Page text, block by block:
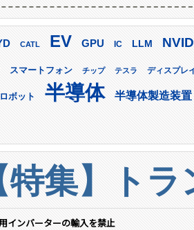
CATL EV GPU IC LLM
スマートフォン チップ テスラ ディスプレ
ロボット 半導体 半導体製造装置
特集】ト
インバーターの輸入を禁止